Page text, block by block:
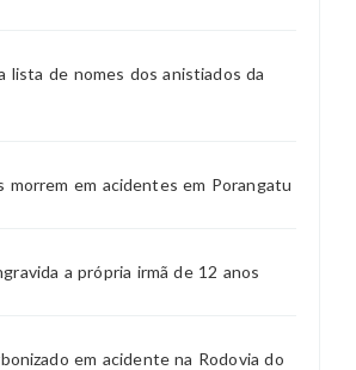
lista de nomes dos anistiados da
morrem em acidentes em Porangatu
a própria irmã de 12 anos
em acidente na Rodovia do